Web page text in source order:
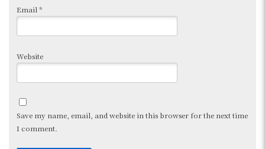
Email *
Website
Save my name, email, and website in this browser for the next time
I comment.